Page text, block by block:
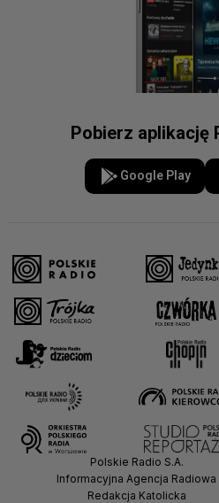
Pobierz aplikację
Google Play
Polskie Radio S.A.
Informacyjna Agencja Radiowa
Redakcja Katolicka